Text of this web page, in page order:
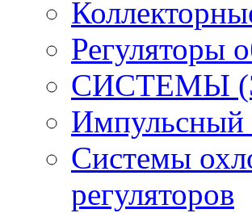
Регуляторы
СИСТЕМЫ
Импульсный
Системы
регуляторов